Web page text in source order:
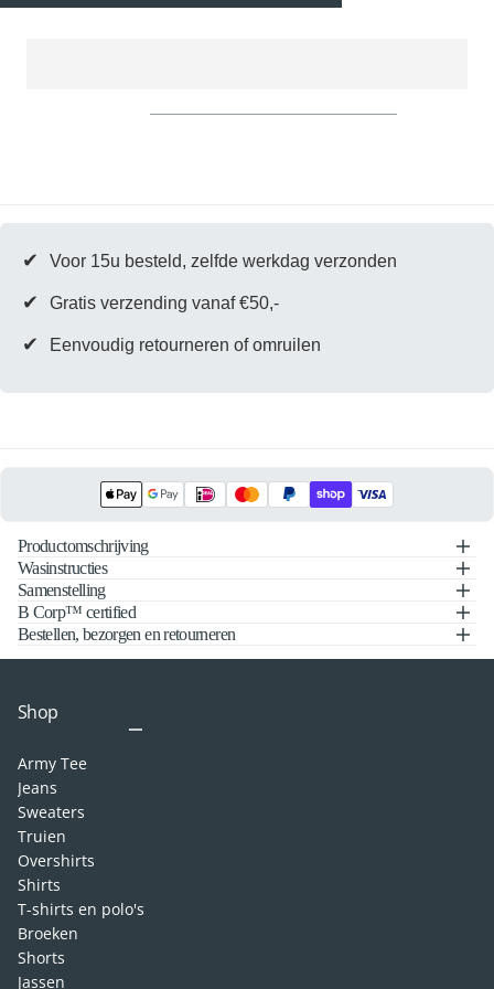
✔ Voor 15u besteld, zelfde werkdag verzonden
✔ Gratis verzending vanaf €50,-
✔ Eenvoudig retourneren of omruilen
Productomschrijving
Wasinstructies
Samenstelling
B Corp™ certified
Bestellen, bezorgen en retourneren
Shop
Army Tee
Jeans
Sweaters
Truien
Overshirts
Shirts
T-shirts en polo's
Broeken
Shorts
Jassen